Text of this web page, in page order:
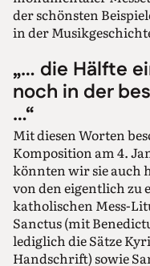
der schönsten
in der
„… die Hälfte
noch in der
…“
Mit diesen Worten
Komposition am 4.
könnten wir sie auch
von den eigentlich
katholischen Mess-
Sanctus (mit
lediglich die Sätze
Handschrift) sowie